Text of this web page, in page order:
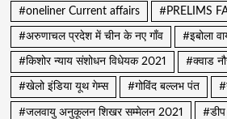
#oneliner Current affairs #PRELIMS
#अरुणाचल प्रदेश में चीन के नए गाँव #इबोला
#किशोर न्याय संशोधन विधेयक 2021 #क्वाड
#खेलो इंडिया यूथ गेम्स #गोविंद बल्लभ पंत
#जलवायु अनुकूलन शिखर सम्मेलन 2021